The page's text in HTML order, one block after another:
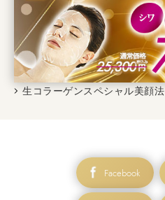
生コラーゲンスペシャル美顔法
Facebook